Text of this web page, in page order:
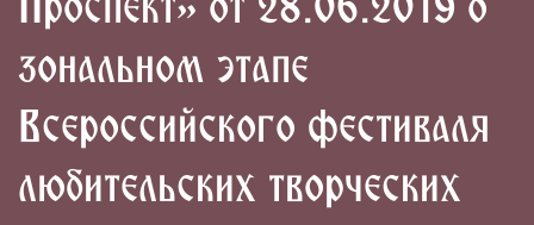
Проспект» от 28.06.2019 о
зональном этапе
Всероссийского фестиваля
любительских творческих